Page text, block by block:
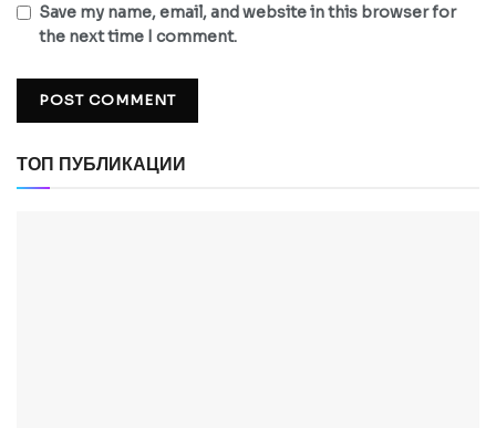
Save my name, email, and website in this browser for
the next time I comment.
ТОП ПУБЛИКАЦИИ